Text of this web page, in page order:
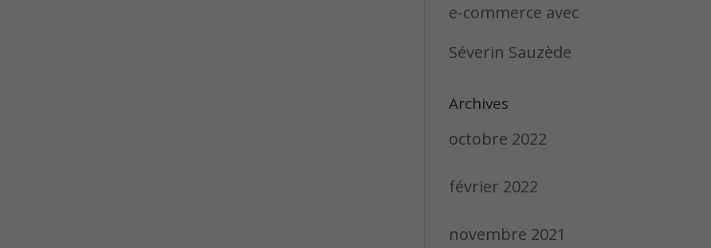
e-commerce avec
Séverin Sauzède
Archives
octobre 2022
février 2022
novembre 2021